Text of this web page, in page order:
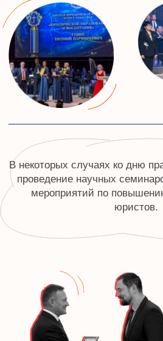
01
Юриспруденция, то есть наука
о праве, возникла в России
лишь в XVIII веке — намного
позже, чем в Западной Европе.
По приказу императора Петра I
на русский язык перевели
теоретическую работу
Самуэля Пуфендорфа «Об
русским подданным получать
юридическое образование при
помощи иностранных
преподавателей. Все это
положило начало развитию
юриспруденции в России на
немецкой базе.
КОНТАКТЫ ДЛЯ